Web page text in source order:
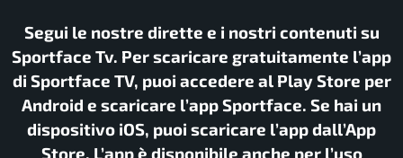
Segui le nostre dirette e i nostri contenuti su
Sportface Tv. Per scaricare gratuitamente l’app
di Sportface TV, puoi accedere al Play Store per
Android e scaricare l’app Sportface. Se hai un
dispositivo iOS, puoi scaricare l’app dall’App
Store. L’app è disponibile anche per l’uso